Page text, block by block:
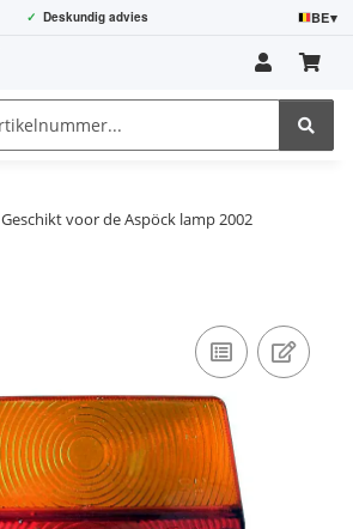
✓ Deskundig advies BE▾
Geschikt voor de Aspöck lamp 2002